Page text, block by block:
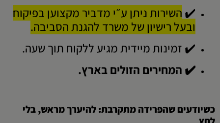
✔️ השירות ניתן ע״י מדביר מקצוען בפיקוח
ובעל רישיון של משרד להגנת הסביבה.
✔️ זמינות מיידית מגיע ללקוח תוך שעה.
✔️ המחירים הזולים בארץ.
כשיודעים שהפרידה מתקרבת: להיערך מראש, בלי